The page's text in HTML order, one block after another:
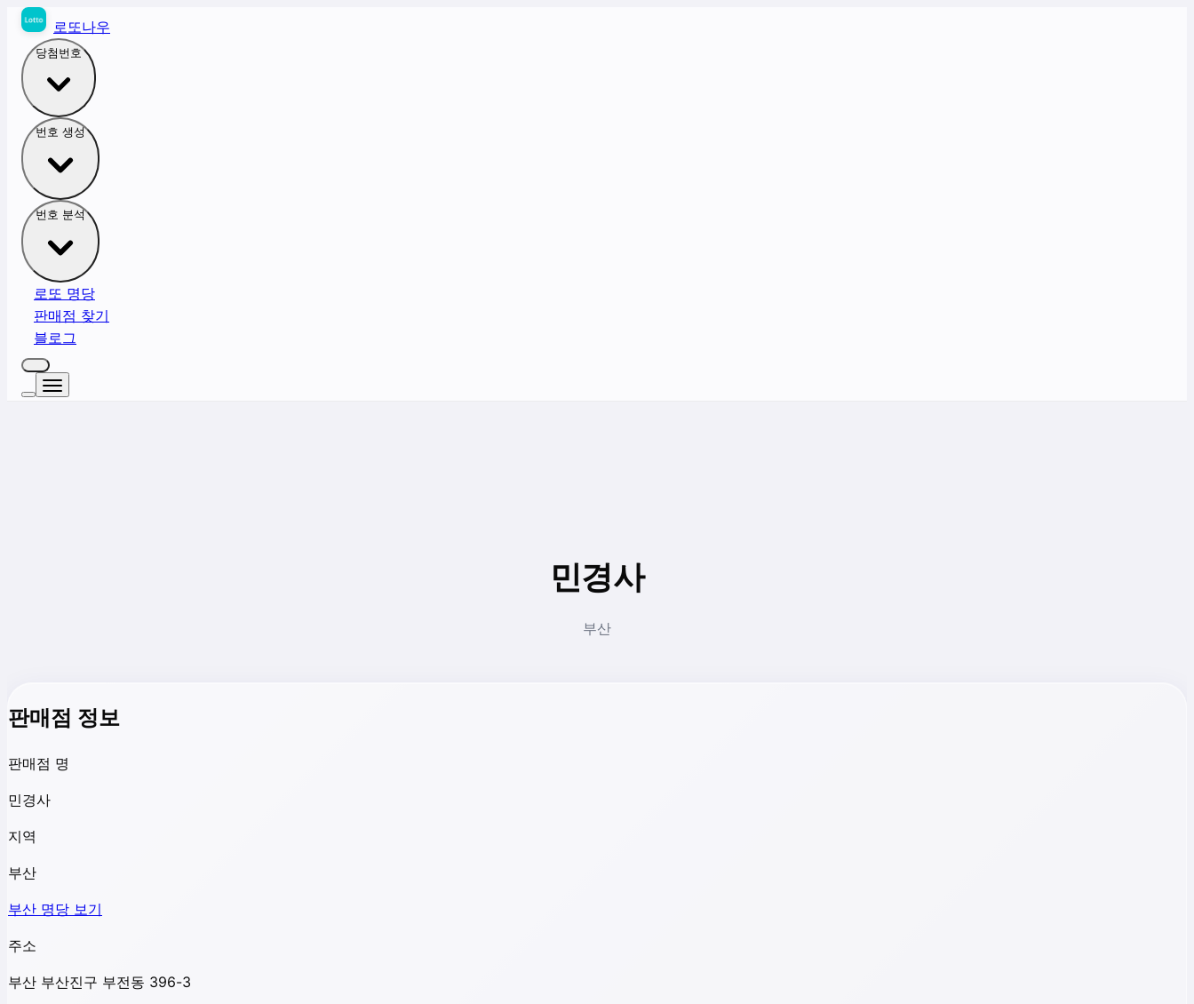
로또나우
당첨번호
번호 생성
번호 분석
로또 명당
판매점 찾기
블로그
민경사
부산
판매점 정보
판매점 명
민경사
지역
부산
부산 명당 보기
주소
부산 부산진구 부전동 396-3